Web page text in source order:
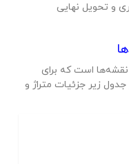
و تحویل نهایی
است که برای
زیر جزئیات متراژ و